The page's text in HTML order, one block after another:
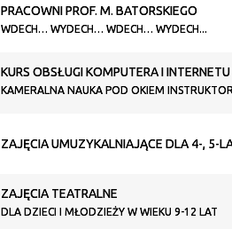
PRACOWNI PROF. M. BATORSKIEGO
WDECH… WYDECH… WDECH… WYDECH...
KURS OBSŁUGI KOMPUTERA I
KAMERALNA NAUKA POD OKIEM
ZAJĘCIA UMUZYKALNIAJĄCE DLA 4-, 5-
ZAJĘCIA TEATRALNE
DLA DZIECI I MŁODZIEŻY W WIEKU 9-12 LAT